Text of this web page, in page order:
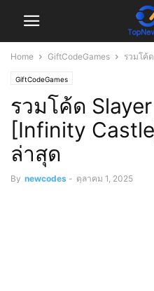
Home GiftCodeGames รวมโค้
GiftCodeGames
รวมโค้ด
[Infinity
ล่าสุด
By newcodes - ตุลาคม 1, 2025